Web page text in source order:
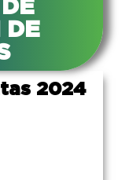
DE
2024